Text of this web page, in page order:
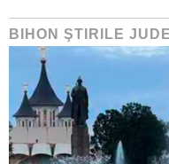
BIHON ŞTIRILE